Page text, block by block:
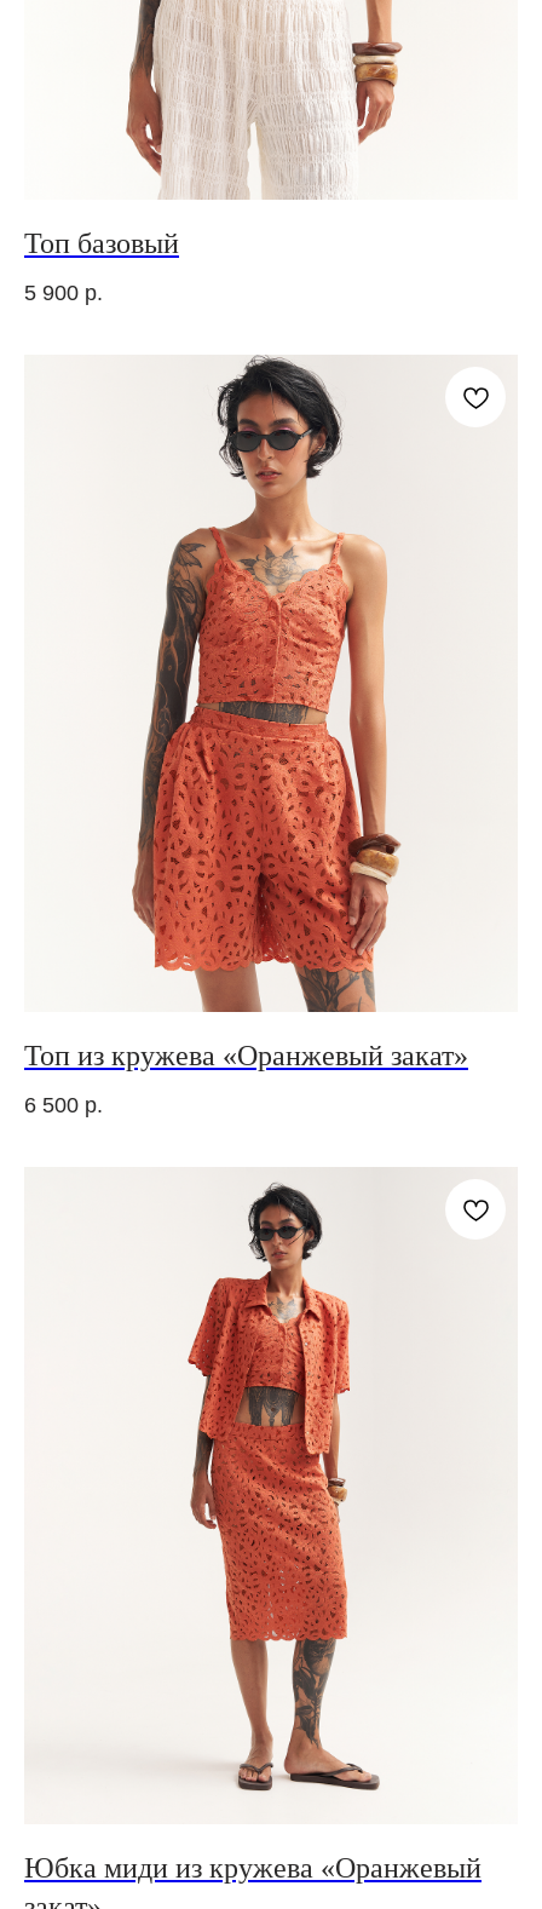
Топ базовый
5 900 р.
Топ из кружева «Оранжевый закат»
6 500 р.
Юбка миди из кружева «Оранжевый